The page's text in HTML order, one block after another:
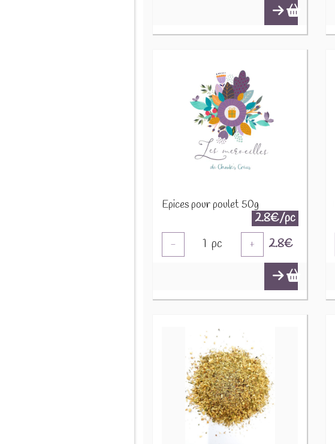
Epices pour poulet 50g
2.8€/pc
- 1 pc + 2.8€